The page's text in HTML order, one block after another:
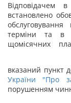
Відповідачем
встановлено
терміни та в
щомісячних
вказаний пункт
України "Про
порушенням